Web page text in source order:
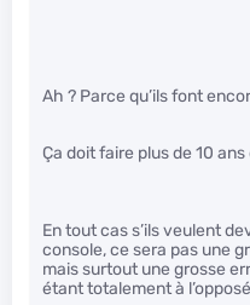
Ah ? Parce qu’ils font
Ça doit faire plus de 10 ans
En tout cas s’ils veulent
console, ce sera pas une
mais surtout une grosse
étant totalement à